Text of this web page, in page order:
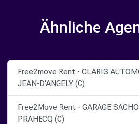
Ähnliche
Free2move Rent - CLARIS
JEAN-D'ANGELY (C)
Free2Move Rent - GARAGE
PRAHECQ (C)